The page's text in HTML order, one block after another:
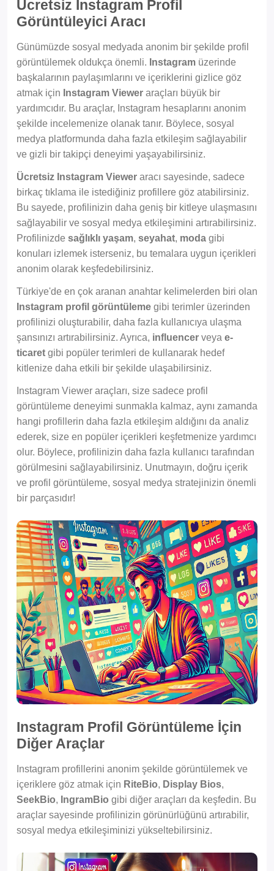
Ücretsiz Instagram Profil
Görüntüleyici Aracı
Günümüzde sosyal medyada anonim bir şekilde profil
görüntülemek oldukça önemli. Instagram üzerinde
başkalarının paylaşımlarını ve içeriklerini gizlice göz
atmak için Instagram Viewer araçları büyük bir
yardımcıdır. Bu araçlar, Instagram hesaplarını anonim
şekilde incelemenize olanak tanır. Böylece, sosyal
medya platformunda daha fazla etkileşim sağlayabilir
ve gizli bir takipçi deneyimi yaşayabilirsiniz.
Ücretsiz Instagram Viewer aracı sayesinde, sadece
birkaç tıklama ile istediğiniz profillere göz atabilirsiniz.
Bu sayede, profilinizin daha geniş bir kitleye ulaşmasını
sağlayabilir ve sosyal medya etkileşimini artırabilirsiniz.
Profilinizde sağlıklı yaşam, seyahat, moda gibi
konuları izlemek isterseniz, bu temalara uygun içerikleri
anonim olarak keşfedebilirsiniz.
Türkiye'de en çok aranan anahtar kelimelerden biri olan
Instagram profil görüntüleme gibi terimler üzerinden
profilinizi oluşturabilir, daha fazla kullanıcıya ulaşma
şansınızı artırabilirsiniz. Ayrıca, influencer veya e-
ticaret gibi popüler terimleri de kullanarak hedef
kitlenize daha etkili bir şekilde ulaşabilirsiniz.
Instagram Viewer araçları, size sadece profil
görüntüleme deneyimi sunmakla kalmaz, aynı zamanda
hangi profillerin daha fazla etkileşim aldığını da analiz
ederek, size en popüler içerikleri keşfetmenize yardımcı
olur. Böylece, profilinizin daha fazla kullanıcı tarafından
görülmesini sağlayabilirsiniz. Unutmayın, doğru içerik
ve profil görüntüleme, sosyal medya stratejinizin önemli
bir parçasıdır!
Instagram Profil Görüntüleme İçin
Diğer Araçlar
Instagram profillerini anonim şekilde görüntülemek ve
içeriklere göz atmak için RiteBio, Display Bios,
SeekBio, IngramBio gibi diğer araçları da keşfedin. Bu
araçlar sayesinde profilinizin görünürlüğünü artırabilir,
sosyal medya etkileşiminizi yükseltebilirsiniz.